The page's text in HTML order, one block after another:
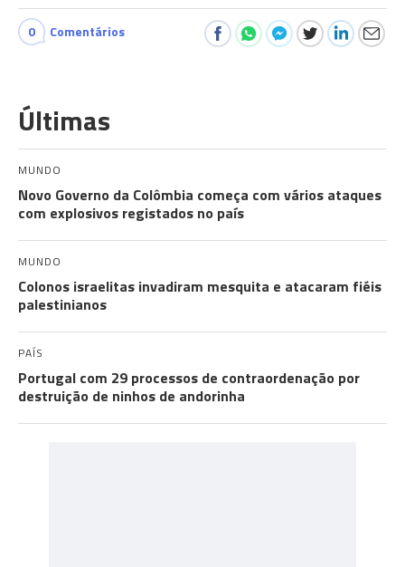
0 Comentários
Últimas
MUNDO
Novo Governo da Colômbia começa com vários ataques
com explosivos registados no país
MUNDO
Colonos israelitas invadiram mesquita e atacaram fiéis
palestinianos
PAÍS
Portugal com 29 processos de contraordenação por
destruição de ninhos de andorinha